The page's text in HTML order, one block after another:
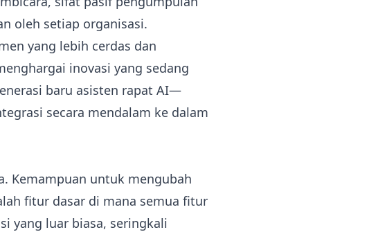
oleh setiap organisasi.
yang lebih cerdas dan
inovasi yang sedang
baru asisten rapat AI—
secara mendalam ke dalam
Kemampuan untuk mengubah
fitur dasar di mana semua fitur
yang luar biasa, seringkali